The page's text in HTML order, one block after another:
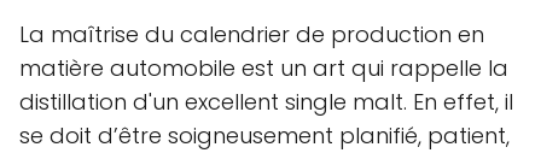
La maîtrise du calendrier de production en
matière automobile est un art qui rappelle la
distillation d'un excellent single malt. En effet, il
se doit d’être soigneusement planifié, patient,